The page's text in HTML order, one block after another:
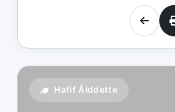
Hafif Åiddette